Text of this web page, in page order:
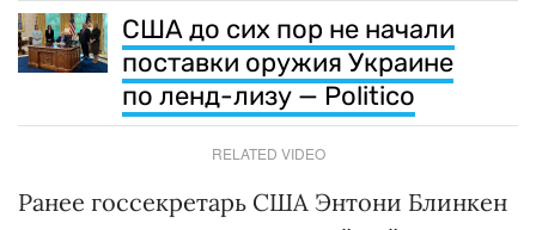
США до сих пор не начали
поставки оружия Украине
по ленд-лизу — Politico
RELATED VIDEO
Ранее госсекретарь США Энтони Блинкен